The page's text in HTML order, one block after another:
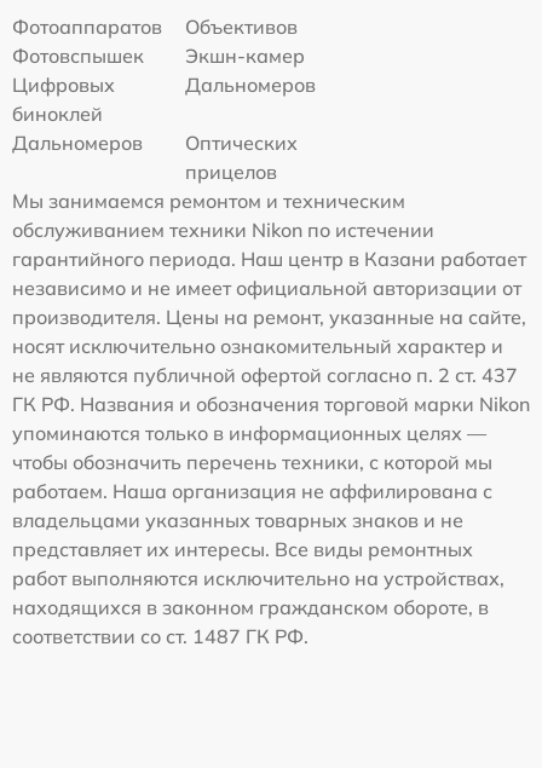
Фотоаппаратов
Объективов
Фотовспышек
Экшн-камер
Цифровых
биноклей
Дальномеров
Дальномеров
Оптических
прицелов
Мы занимаемся ремонтом и техническим
обслуживанием техники Nikon по истечении
гарантийного периода. Наш центр в Казани работает
независимо и не имеет официальной авторизации от
производителя. Цены на ремонт, указанные на сайте,
носят исключительно ознакомительный характер и
не являются публичной офертой согласно п. 2 ст. 437
ГК РФ. Названия и обозначения торговой марки Nikon
упоминаются только в информационных целях —
чтобы обозначить перечень техники, с которой мы
работаем. Наша организация не аффилирована с
владельцами указанных товарных знаков и не
представляет их интересы. Все виды ремонтных
работ выполняются исключительно на устройствах,
находящихся в законном гражданском обороте, в
соответствии со ст. 1487 ГК РФ.